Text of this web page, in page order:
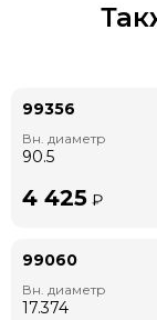
99356
Вн. диаметр
90.5
4 425 ₽
99060
Вн. диаметр
17.374